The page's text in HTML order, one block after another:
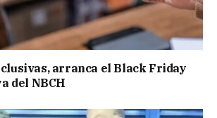
arranca el Black Friday
del NBCH